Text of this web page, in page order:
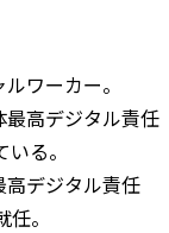
ーカー。
タル責任
る。
ル責任
。